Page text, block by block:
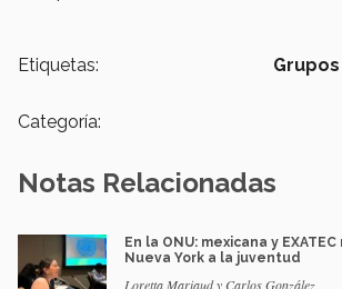
Etiquetas:
Categoría:
Notas Relacionadas
En la ONU: mexicana y
Nueva York a la juventud
Loretta Mariaud y Carlos González